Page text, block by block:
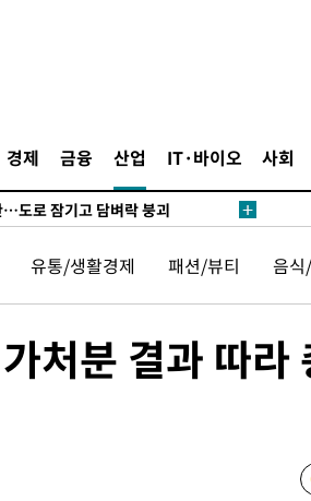
경제 금융 산업 IT·바이오 사회
나스닥 1.3%↑
안 일부 지역엔 호의주의보
도로 잠기고 담벼락 붕괴
대, 닷새 만에 숨진 채 발견
'홈팀' 일본과 한일전
고 35도' 무더위, 열대야 계속[다음
사과…쇄신의 기회로 삼겠다"
협회 "실망과 걱정 안겨드려 죄
나스닥 1.3%↑
유통/생활경제 패션/뷰티 음식
처분 결과 따라